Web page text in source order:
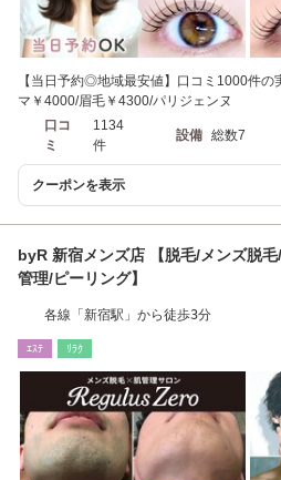
【当日予約◎地域最安値】口コミ1000件
マ￥4000/眉毛￥4300/パリジェンヌ
口コ
ミ
1134
件
設備 総数7
クーポンを表示
byR 新宿メンズ店 【脱毛/メンズ脱
管理/ピーリング】
各線「新宿駅」から徒歩3分
ｴｽﾃ ﾘﾗｸ